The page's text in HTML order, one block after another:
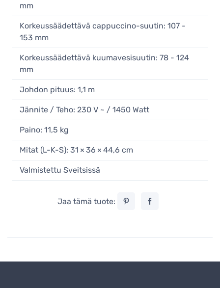
mm
Korkeussäädettävä cappuccino-suutin: 107 -
153 mm
Korkeussäädettävä kuumavesisuutin: 78 - 124
mm
Johdon pituus: 1,1 m
Jännite / Teho: 230 V ~ / 1450 Watt
Paino: 11,5 kg
Mitat (L-K-S): 31 × 36 × 44,6 cm
Valmistettu Sveitsissä
Jaa tämä tuote: